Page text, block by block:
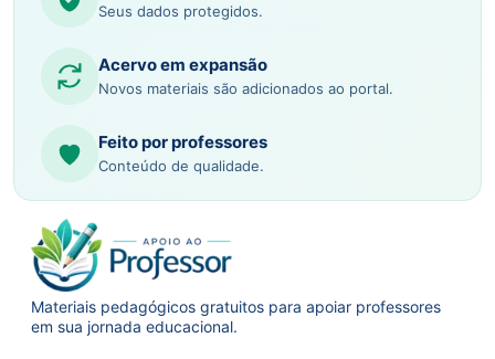
Seus dados protegidos.
Acervo em expansão
Novos materiais são adicionados ao portal.
Feito por professores
Conteúdo de qualidade.
Materiais pedagógicos gratuitos para apoiar professores
em sua jornada educacional.